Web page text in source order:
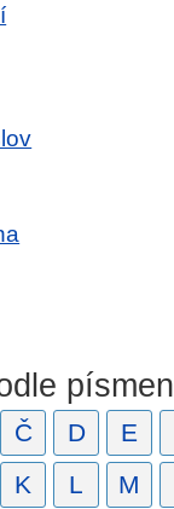
písmen
Č D E
K L M